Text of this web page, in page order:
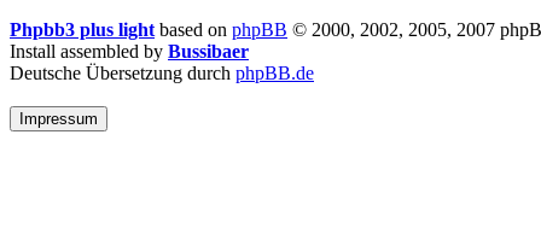
Phpbb3 plus light based on phpBB © 2000, 2002, 2005, 2007
Install assembled by Bussibaer
Deutsche Übersetzung durch phpBB.de